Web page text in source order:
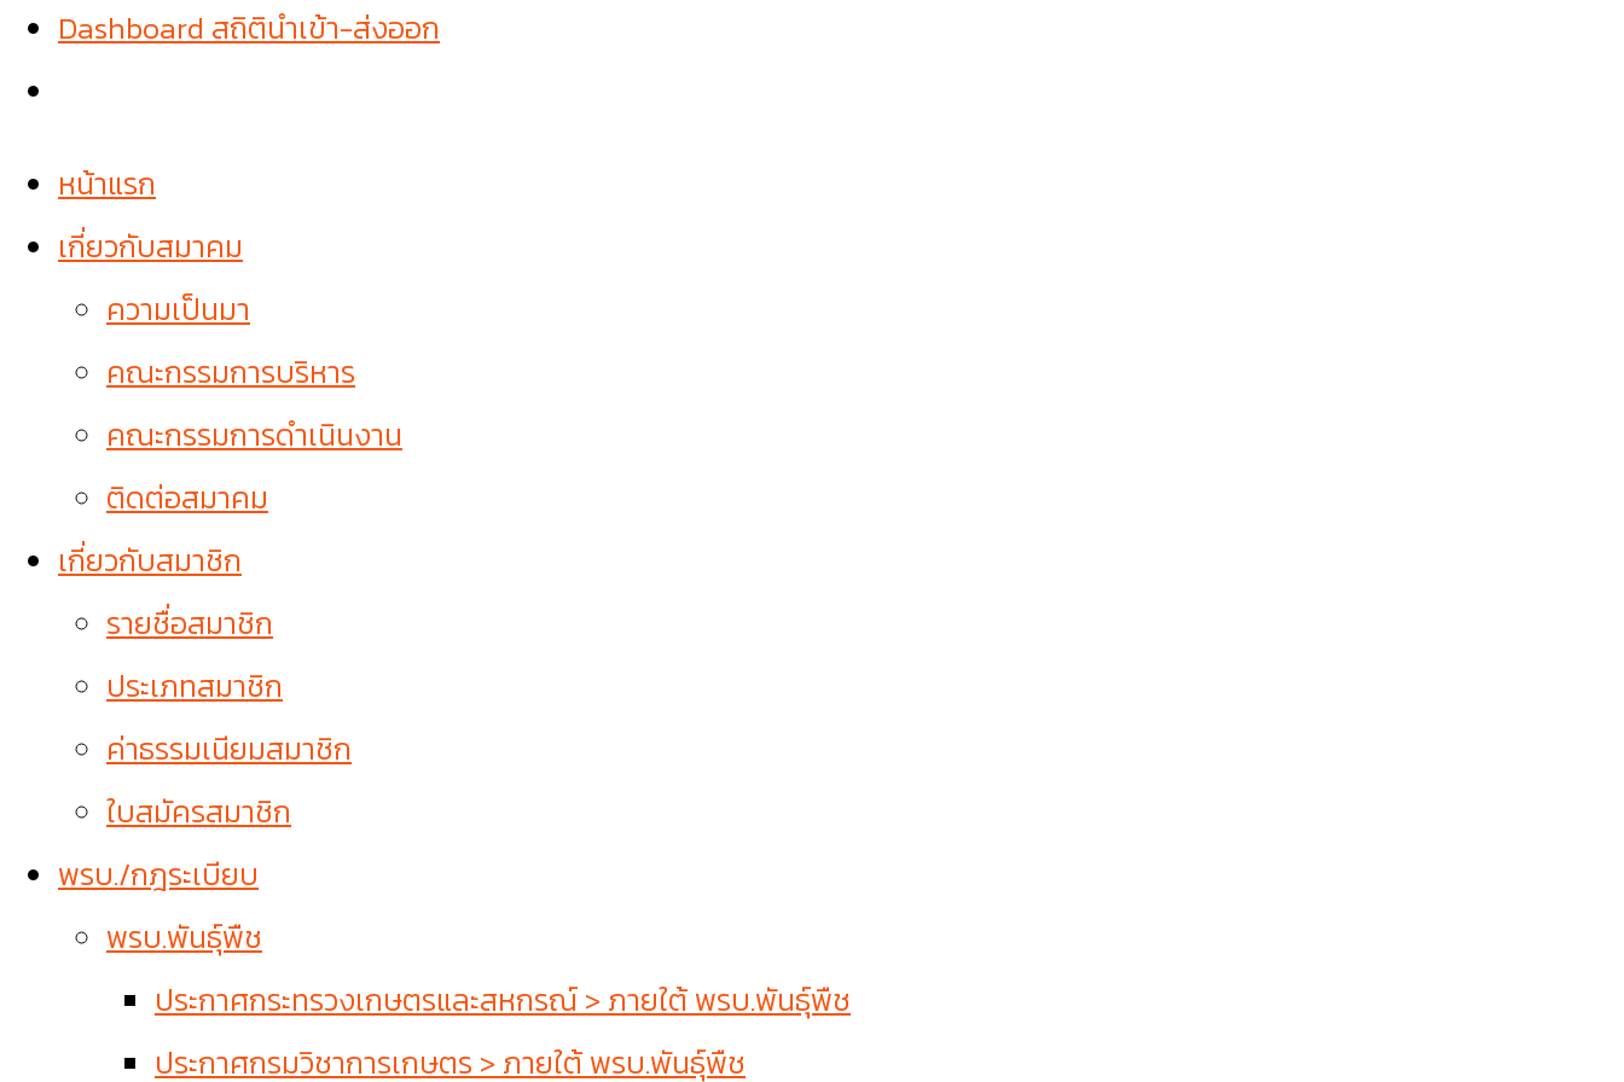
Dashboard สถิตินำเข้า-ส่งออก
หน้าแรก
เกี่ยวกับสมาคม
ความเป็นมา
คณะกรรมการบริหาร
คณะกรรมการดำเนินงาน
ติดต่อสมาคม
เกี่ยวกับสมาชิก
รายชื่อสมาชิก
ประเภทสมาชิก
ค่าธรรมเนียมสมาชิก
ใบสมัครสมาชิก
พรบ./กฎระเบียบ
พรบ.พันธุ์พืช
ประกาศกระทรวงเกษตรและสหกรณ์ > ภายใต้ พรบ.พันธุ์พืช
ประกาศกรมวิชาการเกษตร > ภายใต้ พรบ.พันธุ์พืช